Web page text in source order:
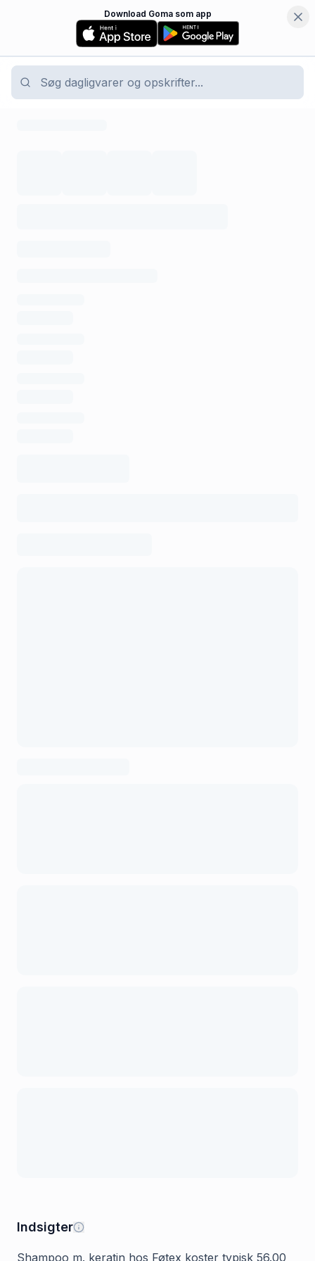
Download Goma som app
Indsigter
Shampoo m. keratin hos Føtex koster typisk 56.00